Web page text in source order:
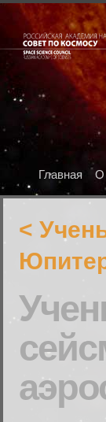
Главная О
<